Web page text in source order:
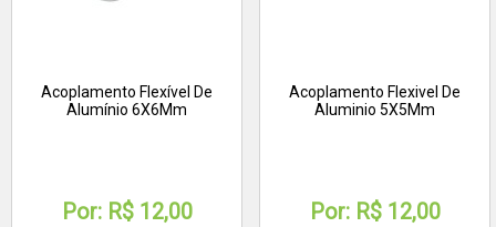
Acoplamento Flexível De
Alumínio 6X6Mm
Por: R$ 12,00
Acoplamento Flexivel De
Aluminio 5X5Mm
Por: R$ 12,00